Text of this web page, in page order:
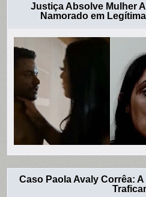
Justiça Absolve Mulher
Namorado em
Caso Paola Avaly Corrêa: